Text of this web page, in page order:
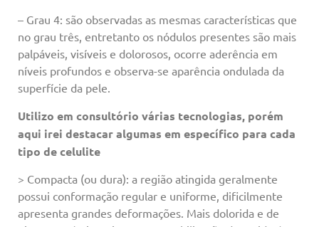
– Grau 4: são observadas as mesmas características que
no grau três, entretanto os nódulos presentes são mais
palpáveis, visíveis e dolorosos, ocorre aderência em
níveis profundos e observa-se aparência ondulada da
superfície da pele.
Utilizo em consultório várias tecnologias, porém
aqui irei destacar algumas em específico para cada
tipo de celulite
> Compacta (ou dura): a região atingida geralmente
possui conformação regular e uniforme, dificilmente
apresenta grandes deformações. Mais dolorida e de